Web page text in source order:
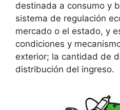
destinada a consumo y
sistema de regulación
mercado o el estado, y
condiciones y
exterior; la cantidad de
distribución del ingreso.